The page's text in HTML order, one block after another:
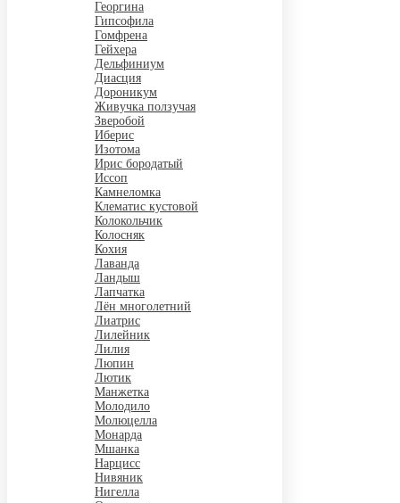
Георгина
Гипсофила
Гомфрена
Гейхера
Дельфиниум
Диасция
Дороникум
Живучка ползучая
Зверобой
Иберис
Изотома
Ирис бородатый
Иссоп
Камнеломка
Клематис кустовой
Колокольчик
Колосняк
Кохия
Лаванда
Ландыш
Лапчатка
Лён многолетний
Лиатрис
Лилейник
Лилия
Люпин
Лютик
Манжетка
Молодило
Молюцелла
Монарда
Мшанка
Нарцисс
Нивяник
Нигелла